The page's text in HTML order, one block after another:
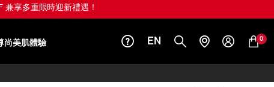
值 HK$1,010)！
尚美肌體驗 EN 0